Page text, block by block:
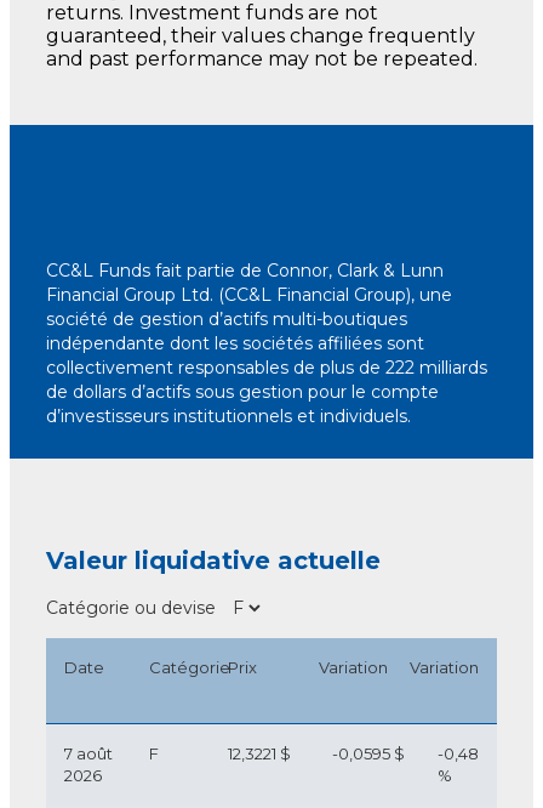
returns. Investment funds are not
guaranteed, their values change frequently
and past performance may not be repeated.
CC&L Funds fait partie de Connor, Clark & ​​Lunn
Financial Group Ltd. (CC&L Financial Group), une
société de gestion d’actifs multi-boutiques
indépendante dont les sociétés affiliées sont
collectivement responsables de plus de 222 milliards
de dollars d’actifs sous gestion pour le compte
d’investisseurs institutionnels et individuels.
Valeur liquidative actuelle
Catégorie ou devise
Date CatégoriePrix Variation Variation
7 août
2026
F 12,3221 $ -0,0595 $
-0,48
%